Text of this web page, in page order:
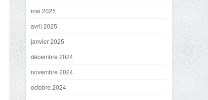
mai 2025
avril 2025
janvier 2025
décembre 2024
novembre 2024
octobre 2024